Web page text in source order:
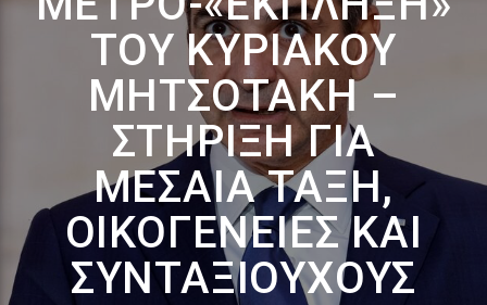
ΤΟΥ ΚΥΡΙΆΚΟΥ
ΜΗΤΣΟΤΆΚΗ –
ΣΤΉΡΙΞΗ ΓΙΑ
ΜΕΣΑΊΑ ΤΆΞΗ,
ΟΙΚΟΓΈΝΕΙΕΣ ΚΑΙ
ΣΥΝΤΑΞΙΟΎΧΟΥΣ